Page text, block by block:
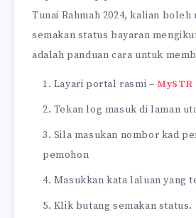
Tunai Rahmah 2024, kalian boleh
semakan status bayaran
adalah panduan cara untuk
Layari portal rasmi –MySTR
Tekan log masuk di laman
Sila masukan nombor kad
pemohon
Masukkan kata laluan yang
Klik butang semakan status.